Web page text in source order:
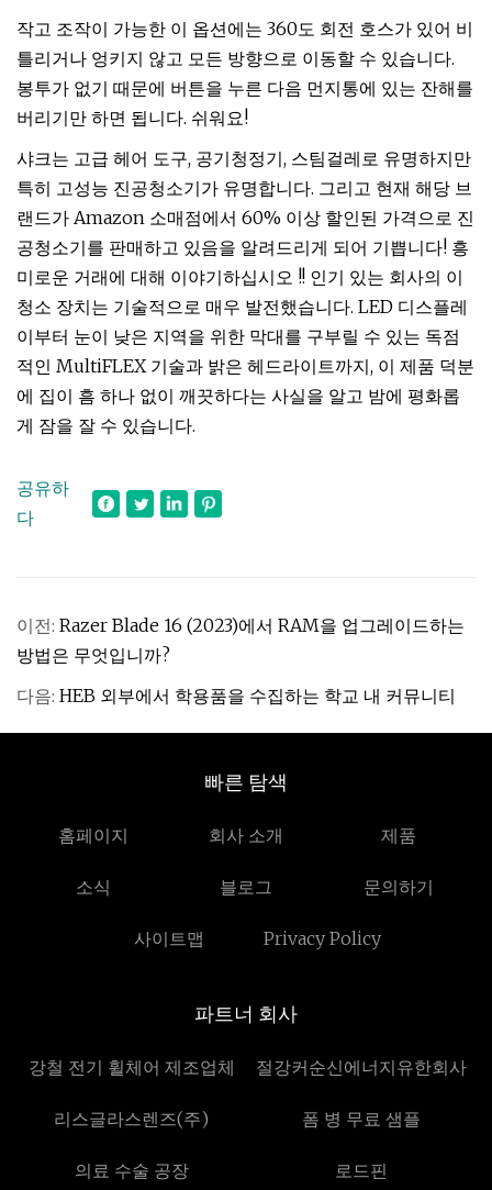
작고 조작이 가능한 이 옵션에는 360도 회전 호스가 있어 비
틀리거나 엉키지 않고 모든 방향으로 이동할 수 있습니다.
봉투가 없기 때문에 버튼을 누른 다음 먼지통에 있는 잔해를
버리기만 하면 됩니다. 쉬워요!
샤크는 고급 헤어 도구, 공기청정기, 스팀걸레로 유명하지만
특히 고성능 진공청소기가 유명합니다. 그리고 현재 해당 브
랜드가 Amazon 소매점에서 60% 이상 할인된 가격으로 진
공청소기를 판매하고 있음을 알려드리게 되어 기쁩니다! 흥
미로운 거래에 대해 이야기하십시오 !! 인기 있는 회사의 이
청소 장치는 기술적으로 매우 발전했습니다. LED 디스플레
이부터 눈이 낮은 지역을 위한 막대를 구부릴 수 있는 독점
적인 MultiFLEX 기술과 밝은 헤드라이트까지, 이 제품 덕분
에 집이 흠 하나 없이 깨끗하다는 사실을 알고 밤에 평화롭
게 잠을 잘 수 있습니다.
공유하
다
이전: Razer Blade 16 (2023)에서 RAM을 업그레이드하는
방법은 무엇입니까?
다음: HEB 외부에서 학용품을 수집하는 학교 내 커뮤니티
빠른 탐색
홈페이지 회사 소개 제품
소식 블로그 문의하기
사이트맵 Privacy Policy
파트너 회사
강철 전기 휠체어 제조업체 절강커순신에너지유한회사
리스글라스렌즈(주) 폼 병 무료 샘플
의료 수술 공장 로드핀